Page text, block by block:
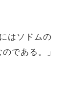
はソドムの
である。」